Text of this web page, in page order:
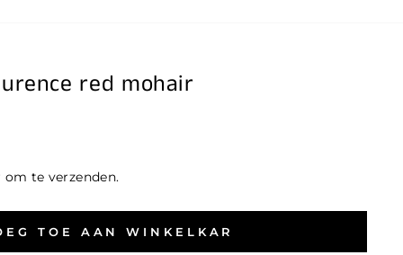
red mohair
om te verzenden.
TOE AAN WINKELKAR